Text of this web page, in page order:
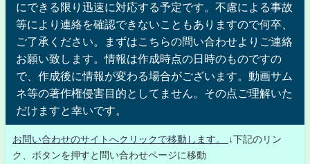
にできる限り迅速に対応する予定です。不慮による事故
等により連絡を確認できないこともありますので何卒、
ご了承ください。まずはこちらの問い合わせよりご連絡
お願い致します。情報は作成時点の日時のものですの
で、作成後に情報が変わる場合がございます。動画サム
ネ等の著作権侵害目的としてません。その点ご理解いた
だけますと幸いです。
お問い合わせのサイトへクリックで移動します。
↓下記のリン
ク、ボタンを押すと問い合わせページに移動